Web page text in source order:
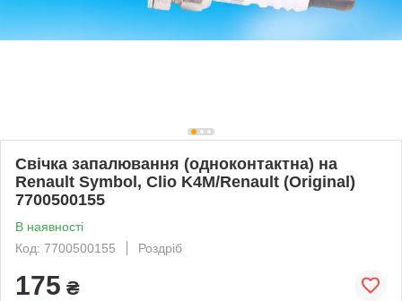
Свічка запалювання (одноконтактна) на
Renault Symbol, Clio K4M/Renault (Original)
7700500155
В наявності
Код: 7700500155
Роздріб
175 ₴